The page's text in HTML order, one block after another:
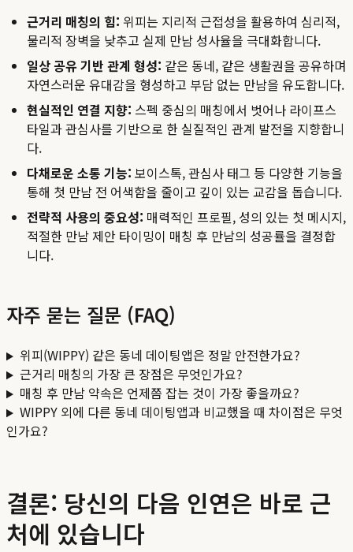
근거리 매칭의 힘: 위피는 지리적 근접성을 활용하여 심리적,
물리적 장벽을 낮추고 실제 만남 성사율을 극대화합니다.
일상 공유 기반 관계 형성: 같은 동네, 같은 생활권을 공유하며
자연스러운 유대감을 형성하고 부담 없는 만남을 유도합니다.
현실적인 연결 지향: 스펙 중심의 매칭에서 벗어나 라이프스
타일과 관심사를 기반으로 한 실질적인 관계 발전을 지향합니
다.
다채로운 소통 기능: 보이스톡, 관심사 태그 등 다양한 기능을
통해 첫 만남 전 어색함을 줄이고 깊이 있는 교감을 돕습니다.
전략적 사용의 중요성: 매력적인 프로필, 성의 있는 첫 메시지,
적절한 만남 제안 타이밍이 매칭 후 만남의 성공률을 결정합
니다.
자주 묻는 질문 (FAQ)
위피(WIPPY) 같은 동네 데이팅앱은 정말 안전한가요?
근거리 매칭의 가장 큰 장점은 무엇인가요?
매칭 후 만남 약속은 언제쯤 잡는 것이 가장 좋을까요?
WIPPY 외에 다른 동네 데이팅앱과 비교했을 때 차이점은 무엇
인가요?
결론: 당신의 다음 인연은 바로 근
처에 있습니다